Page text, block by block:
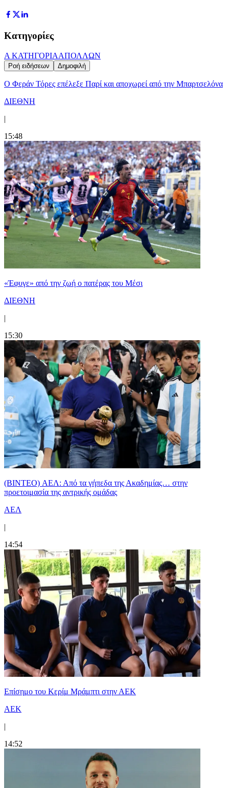
Κατηγορίες
Α ΚΑΤΗΓΟΡΙΑΑΠΟΛΛΩΝ
Ροή ειδήσεων Δημοφιλή
Ο Φεράν Τόρες επέλεξε Παρί και αποχωρεί από την Μπαρτσελόνα
ΔΙΕΘΝΗ
|
15:48
«Έφυγε» από την ζωή ο πατέρας του Μέσι
ΔΙΕΘΝΗ
|
15:30
(BINTEO) ΑΕΛ: Από τα γήπεδα της Ακαδημίας… στην
προετοιμασία της αντρικής ομάδας
ΑΕΛ
|
14:54
Επίσημο του Κερίμ Μράμπτι στην ΑΕK
ΑΕΚ
|
14:52